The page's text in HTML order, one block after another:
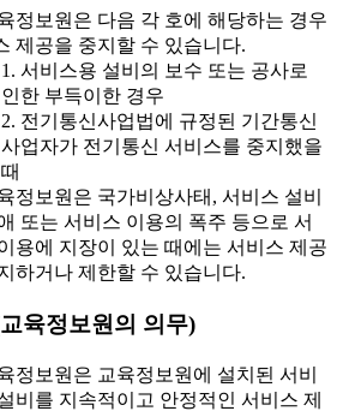
정보원은 다음 각 호에 해당하는 경우
제공을 중지할 수 있습니다.
1. 서비스용 설비의 보수 또는 공사로
인한 부득이한 경우
2. 전기통신사업법에 규정된 기간통신
사업자가 전기통신 서비스를 중지했을
때
정보원은 국가비상사태, 서비스 설비
또는 서비스 이용의 폭주 등으로 서
용에 지장이 있는 때에는 서비스 제공
하거나 제한할 수 있습니다.
육정보원의 의무)
정보원은 교육정보원에 설치된 서비
비를 지속적이고 안정적인 서비스 제